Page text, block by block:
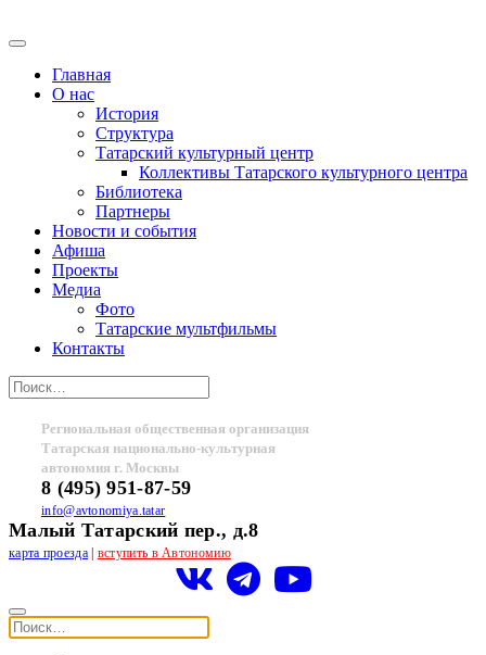
Главная
О нас
История
Структура
Татарский культурный центр
Коллективы Татарского культурного центра
Библиотека
Партнеры
Новости и события
Афиша
Проекты
Медиа
Фото
Татарские мультфильмы
Контакты
Региональная общественная организация
Татарская национально-культурная
автономия г. Москвы
8 (495) 951-87-59
info@avtonomiya.tatar
Малый Татарский пер., д.8
карта проезда| вступить в Автономию